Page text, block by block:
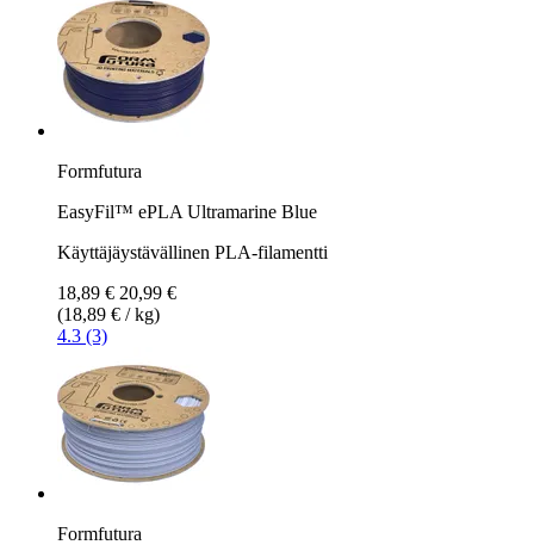
Formfutura
EasyFil™ ePLA Ultramarine Blue
Käyttäjäystävällinen PLA-filamentti
18,89 € 20,99 €
(18,89 € / kg)
4.3 (3)
Formfutura